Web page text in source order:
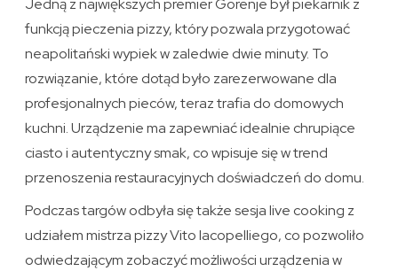
Jedną z największych premier Gorenje był piekarnik z
funkcją pieczenia pizzy, który pozwala przygotować
neapolitański wypiek w zaledwie dwie minuty. To
rozwiązanie, które dotąd było zarezerwowane dla
profesjonalnych pieców, teraz trafia do domowych
kuchni. Urządzenie ma zapewniać idealnie chrupiące
ciasto i autentyczny smak, co wpisuje się w trend
przenoszenia restauracyjnych doświadczeń do domu.
Podczas targów odbyła się także sesja live cooking z
udziałem mistrza pizzy Vito Iacopelliego, co pozwoliło
odwiedzającym zobaczyć możliwości urządzenia w